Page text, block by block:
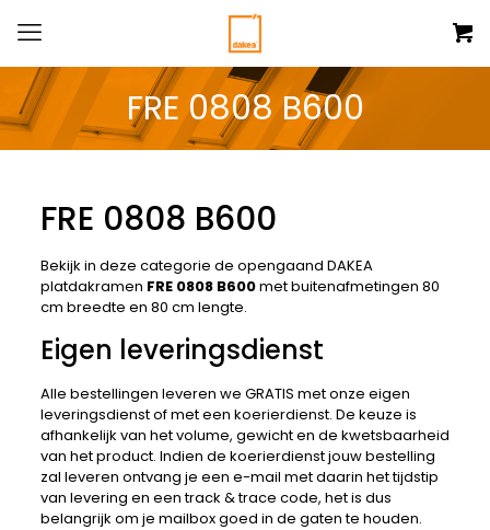
FRE 0808 B600
FRE 0808 B600
Bekijk in deze categorie de opengaand DAKEA
platdakramen FRE 0808 B600met buitenafmetingen 80
cm breedte en 80 cm lengte.
Eigen leveringsdienst
Alle bestellingen leveren we GRATIS met onze eigen
leveringsdienst of met een koerierdienst. De keuze is
afhankelijk van het volume, gewicht en de kwetsbaarheid
van het product. Indien de koerierdienst jouw bestelling
zal leveren ontvang je een e-mail met daarin het tijdstip
van levering en een track & trace code, het is dus
belangrijk om je mailbox goed in de gaten te houden.